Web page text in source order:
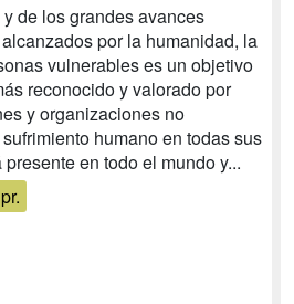
de los grandes avances
por la humanidad, la
vulnerables es un objetivo
reconocido y valorado por
y organizaciones no
humano en todas sus
en todo el mundo y...